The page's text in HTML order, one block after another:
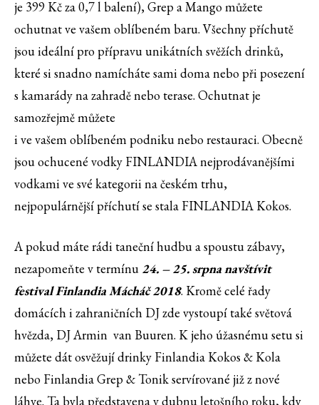
je 399 Kč za 0,7 l balení), Grep a Mango můžete
ochutnat ve vašem oblíbeném baru. Všechny příchutě
jsou ideální pro přípravu unikátních svěžích drinků,
které si snadno namícháte sami doma nebo při posezení
s kamarády na zahradě nebo terase. Ochutnat je
samozřejmě můžete
i ve vašem oblíbeném podniku nebo restauraci. Obecně
jsou ochucené vodky FINLANDIA nejprodávanějšími
vodkami ve své kategorii na českém trhu,
nejpopulárnější příchutí se stala FINLANDIA Kokos.
A pokud máte rádi taneční hudbu a spoustu zábavy,
nezapomeňte v termínu 24. – 25. srpna navštívit
festival Finlandia Mácháč 2018. Kromě celé řady
domácích i zahraničních DJ zde vystoupí také světová
hvězda, DJ Armin van Buuren. K jeho úžasnému setu si
můžete dát osvěžují drinky Finlandia Kokos & Kola
nebo Finlandia Grep & Tonik servírované již z nové
láhve. Ta byla představena v dubnu letošního roku, kdy